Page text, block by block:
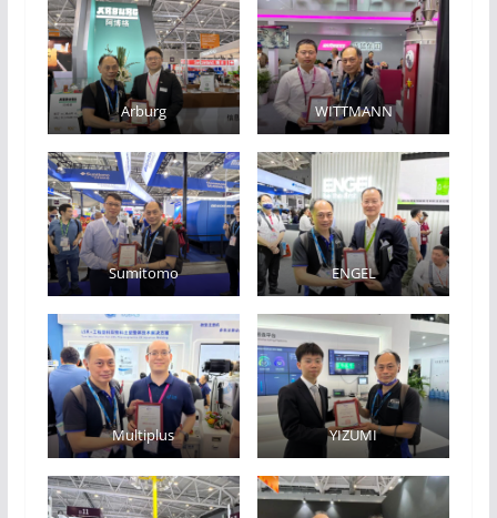
Arburg WITTMANN
Sumitomo ENGEL
Multiplus YIZUMI